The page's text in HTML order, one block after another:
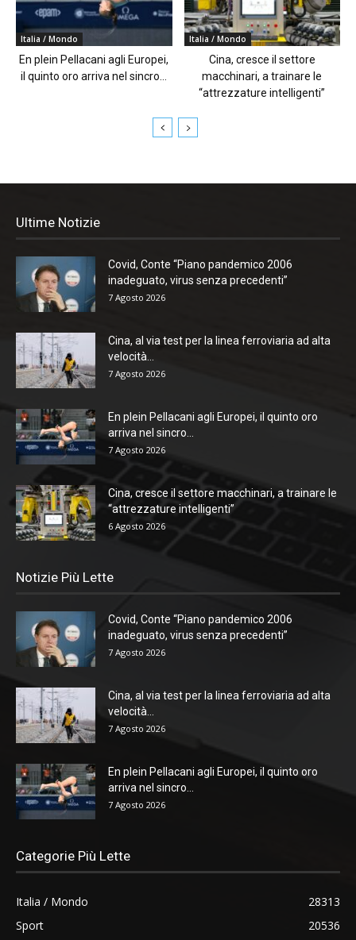
Italia / Mondo
En plein Pellacani agli Europei,
il quinto oro arriva nel sincro...
Italia / Mondo
Cina, cresce il settore
macchinari, a trainare le
“attrezzature intelligenti”
Ultime Notizie
Covid, Conte “Piano pandemico 2006
inadeguato, virus senza precedenti”
7 Agosto 2026
Cina, al via test per la linea ferroviaria ad alta
velocità...
7 Agosto 2026
En plein Pellacani agli Europei, il quinto oro
arriva nel sincro...
7 Agosto 2026
Cina, cresce il settore macchinari, a trainare le
“attrezzature intelligenti”
6 Agosto 2026
Notizie Più Lette
Covid, Conte “Piano pandemico 2006
inadeguato, virus senza precedenti”
7 Agosto 2026
Cina, al via test per la linea ferroviaria ad alta
velocità...
7 Agosto 2026
En plein Pellacani agli Europei, il quinto oro
arriva nel sincro...
7 Agosto 2026
Categorie Più Lette
Italia / Mondo
28313
Sport
20536